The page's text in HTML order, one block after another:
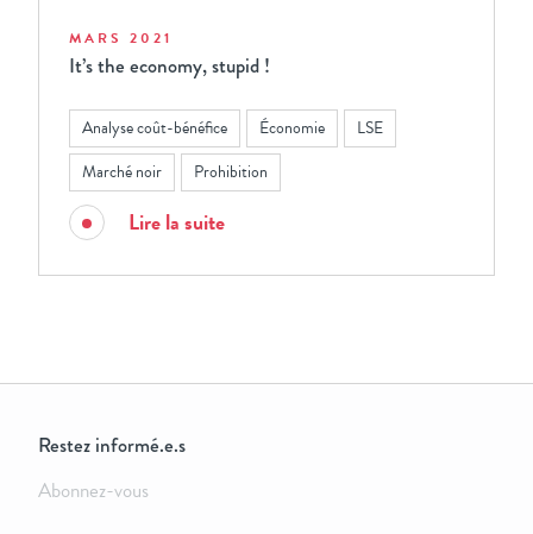
MARS 2021
It’s the economy, stupid !
Analyse coût-bénéfice Économie
LSE
Marché noir
Prohibition
Lire la suite
Restez informé.e.s
Abonnez-vous